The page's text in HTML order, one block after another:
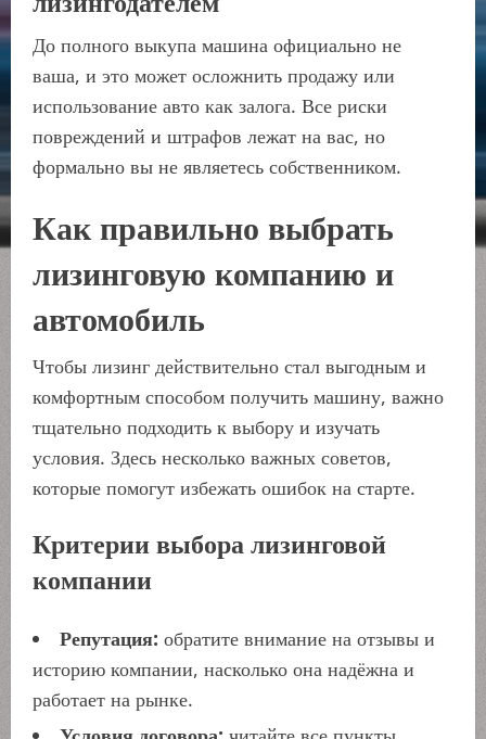
До полного выкупа машина официально не
ваша, и это может осложнить продажу или
использование авто как залога. Все риски
повреждений и штрафов лежат на вас, но
формально вы не являетесь собственником.
Как правильно выбрать
лизинговую компанию и
автомобиль
Чтобы лизинг действительно стал выгодным и
комфортным способом получить машину, важно
тщательно подходить к выбору и изучать
условия. Здесь несколько важных советов,
которые помогут избежать ошибок на старте.
Критерии выбора лизинговой
компании
Репутация: обратите внимание на отзывы и
историю компании, насколько она надёжна и
работает на рынке.